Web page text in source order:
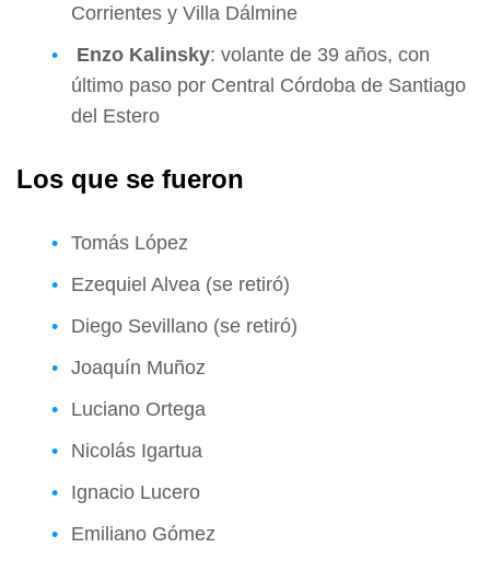
Corrientes y Villa Dálmine
Enzo Kalinsky: volante de 39 años, con
último paso por Central Córdoba de Santiago
del Estero
Los que se fueron
Tomás López
Ezequiel Alvea (se retiró)
Diego Sevillano (se retiró)
Joaquín Muñoz
Luciano Ortega
Nicolás Igartua
Ignacio Lucero
Emiliano Gómez